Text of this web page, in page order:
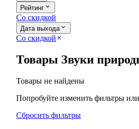
Рейтинг expand_more
Со скидкой
Дата выхода expand_more
Со скидкой close
Товары Звуки
Товары не найдены
Попробуйте изменить фильтры
Сбросить фильтры